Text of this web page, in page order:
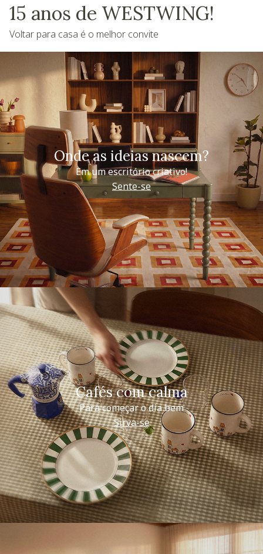
15 anos de WESTWING!
Voltar para casa é o melhor convite
Onde as ideias nascem?
Em um escritório criativo!
Sente-se
Cafés com calma
Para começar o dia bem
Sirva-se